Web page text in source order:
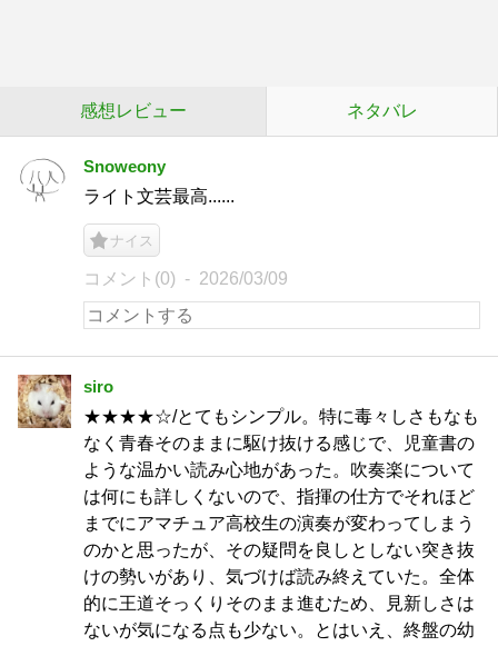
感想レビュー ネタバレ
Snoweony
ライト文芸最高......
ナイス
コメント(0) 2026/03/09
siro
★★★★☆/とてもシンプル。特に毒々しさもなも
なく青春そのままに駆け抜ける感じで、児童書の
ような温かい読み心地があった。吹奏楽について
は何にも詳しくないので、指揮の仕方でそれほど
までにアマチュア高校生の演奏が変わってしまう
のかと思ったが、その疑問を良しとしない突き抜
けの勢いがあり、気づけば読み終えていた。全体
的に王道そっくりそのまま進むため、見新しさは
ないが気になる点も少ない。とはいえ、終盤の幼